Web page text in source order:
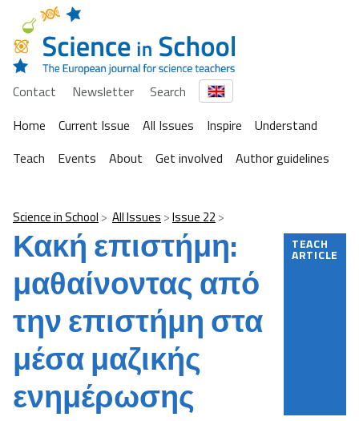
Contact Newsletter
Search
Home
Current Issue All Issues Inspire
Understand
Teach
Events About Get involved Author guidelines
Science in School All Issues Issue 22
Κακή επιστήμη:
μαθαίνοντας από
την επιστήμη στα
μέσα μαζικής
ενημέρωσης
TEACH
ARTICLE